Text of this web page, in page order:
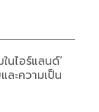
นไอร์แลนด์’
ละความเป็น